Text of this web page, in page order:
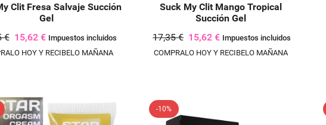
Clit Fresa Salvaje Succión
Gel
€ 15,62 € Impuestos incluidos
HOY Y RECIBELO MAÑANA
Suck My Clit Mango Tropical
Succión Gel
17,35 € 15,62 € Impuestos incluidos
COMPRALO HOY Y RECIBELO MAÑANA
-10%